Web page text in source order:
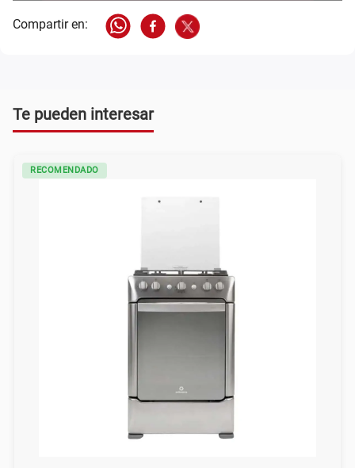
Te pueden interesar
RECOMENDADO